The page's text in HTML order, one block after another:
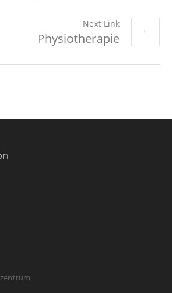
Next Link
Physiotherapie